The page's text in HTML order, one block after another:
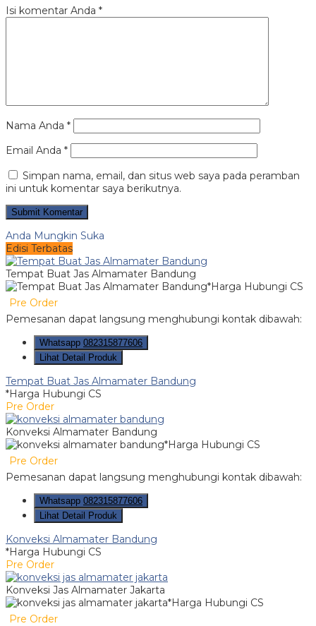
Isi komentar Anda *
Nama Anda *
Email Anda *
Simpan nama, email, dan situs web saya pada peramban
ini untuk komentar saya berikutnya.
Anda Mungkin Suka
Edisi Terbatas
Tempat Buat Jas Almamater Bandung
*Harga Hubungi CS
Pre Order
Pemesanan dapat langsung menghubungi kontak dibawah:
Whatsapp 082315877606
Lihat Detail Produk
Tempat Buat Jas Almamater Bandung
*Harga Hubungi CS
Pre Order
Konveksi Almamater Bandung
*Harga Hubungi CS
Pre Order
Pemesanan dapat langsung menghubungi kontak dibawah:
Whatsapp 082315877606
Lihat Detail Produk
Konveksi Almamater Bandung
*Harga Hubungi CS
Pre Order
Konveksi Jas Almamater Jakarta
*Harga Hubungi CS
Pre Order